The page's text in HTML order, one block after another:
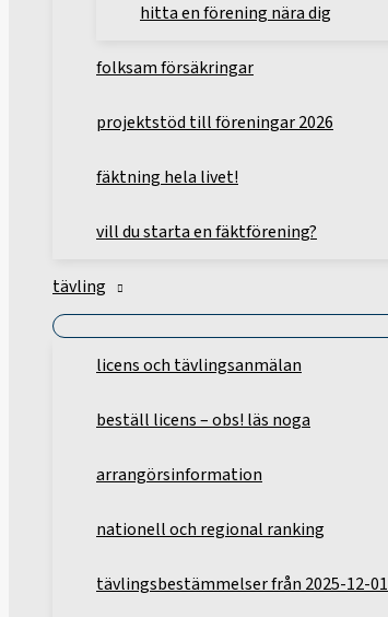
hitta en förening nära dig
folksam försäkringar
projektstöd till föreningar 2026
fäktning hela livet!
vill du starta en fäktförening?
tävling
licens och tävlingsanmälan
beställ licens – obs! läs noga
arrangörsinformation
nationell och regional ranking
tävlingsbestämmelser från 2025-12-01